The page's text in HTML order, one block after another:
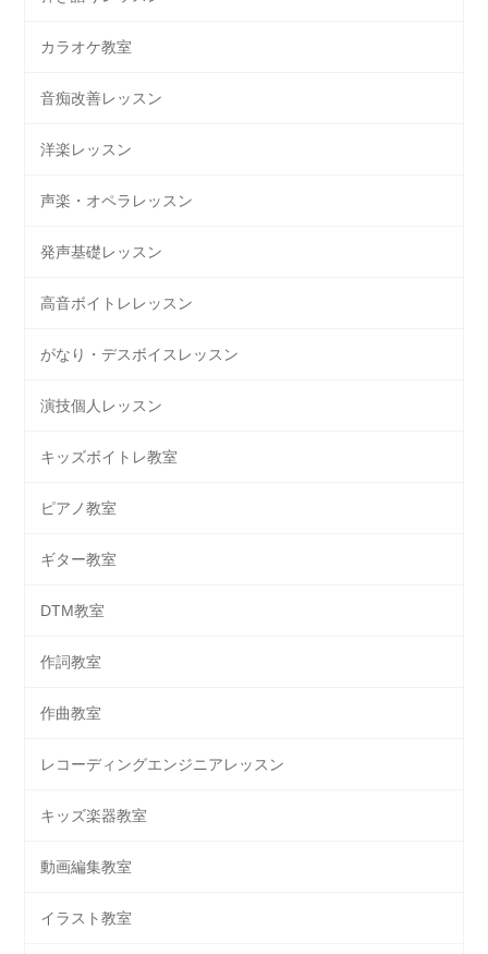
カラオケ教室
音痴改善レッスン
洋楽レッスン
声楽・オペラレッスン
発声基礎レッスン
高音ボイトレレッスン
がなり・デスボイスレッスン
演技個人レッスン
キッズボイトレ教室
ピアノ教室
ギター教室
DTM教室
作詞教室
作曲教室
レコーディングエンジニアレッスン
キッズ楽器教室
動画編集教室
イラスト教室